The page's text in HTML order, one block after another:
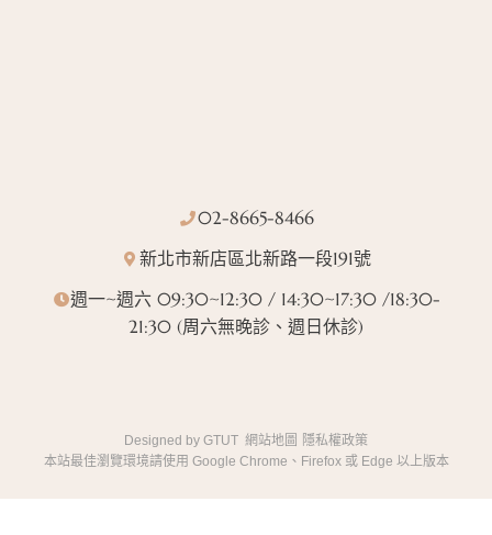
02-8665-8466
新北市新店區北新路一段191號
週一~週六 09:30~12:30 / 14:30~17:30 /18:30-
21:30 (周六無晚診、週日休診)
Designed by GTUT 網站地圖 隱私權政策
本站最佳瀏覽環境請使用 Google Chrome、Firefox 或 Edge 以上版本